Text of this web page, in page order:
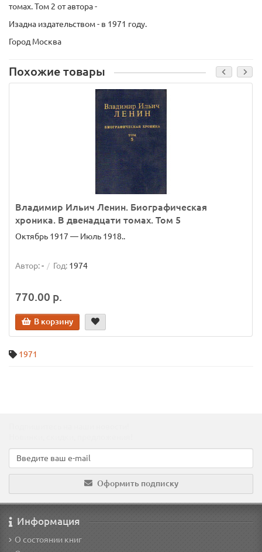
томах. Том 2 от автора -
Изадна издательством - в 1971 году.
Город Москва
Похожие товары
Владимир Ильич Ленин. Биографическая
хроника. В двенадцати томах. Том 5
Октябрь 1917 — Июль 1918..
Автор:- Год: 1974
770.00 р.
В корзину
1971
Оформить подписку
Информация
О состоянии книг